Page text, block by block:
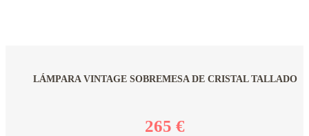
LÁMPARA VINTAGE SOBREMESA DE CRISTAL TALLADO
265 €